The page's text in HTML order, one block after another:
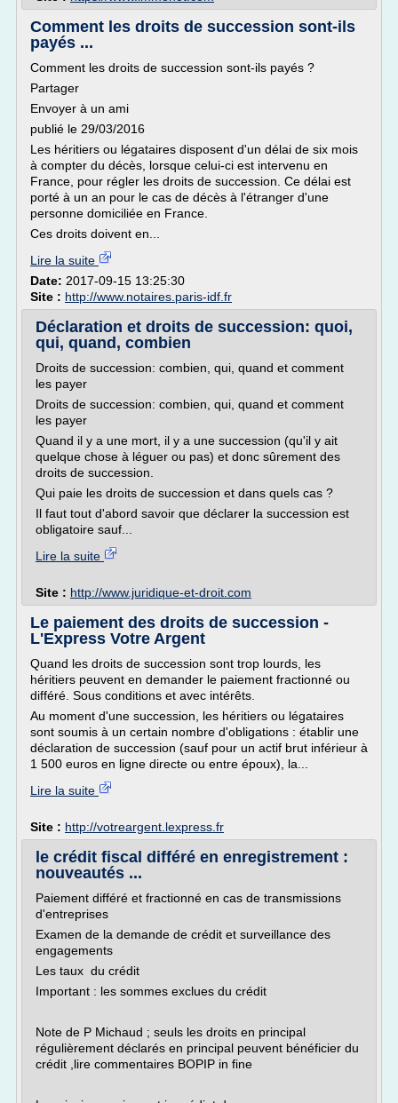
Comment les droits de succession sont-ils
payés ...
Comment les droits de succession sont-ils payés ?
Partager
Envoyer à un ami
publié le 29/03/2016
Les héritiers ou légataires disposent d'un délai de six mois
à compter du décès, lorsque celui-ci est intervenu en
France, pour régler les droits de succession. Ce délai est
porté à un an pour le cas de décès à l'étranger d'une
personne domiciliée en France.
Ces droits doivent en...
Lire la suite
Date: 2017-09-15 13:25:30
Site : http://www.notaires.paris-idf.fr
Déclaration et droits de succession: quoi,
qui, quand, combien
Droits de succession: combien, qui, quand et comment
les payer
Droits de succession: combien, qui, quand et comment
les payer
Quand il y a une mort, il y a une succession (qu'il y ait
quelque chose à léguer ou pas) et donc sûrement des
droits de succession.
Qui paie les droits de succession et dans quels cas ?
Il faut tout d'abord savoir que déclarer la succession est
obligatoire sauf...
Lire la suite
Site : http://www.juridique-et-droit.com
Le paiement des droits de succession -
L'Express Votre Argent
Quand les droits de succession sont trop lourds, les
héritiers peuvent en demander le paiement fractionné ou
différé. Sous conditions et avec intérêts.
Au moment d'une succession, les héritiers ou légataires
sont soumis à un certain nombre d'obligations : établir une
déclaration de succession (sauf pour un actif brut inférieur à
1 500 euros en ligne directe ou entre époux), la...
Lire la suite
Site : http://votreargent.lexpress.fr
le crédit fiscal différé en enregistrement :
nouveautés ...
Paiement différé et fractionné en cas de transmissions
d'entreprises
Examen de la demande de crédit et surveillance des
engagements
Les taux du crédit
Important : les sommes exclues du crédit
Note de P Michaud ; seuls les droits en principal
régulièrement déclarés en principal peuvent bénéficier du
crédit ,lire commentaires BOPIP in fine